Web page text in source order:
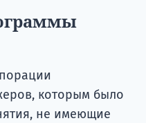
которым было
не имеющие